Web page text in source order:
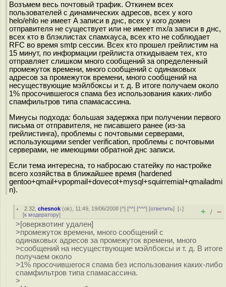
Возъмем весь почтовый трафик. Откинем всех
пользователей с динамических адресов, всех у кого
helo/ehlo не имеет A записи в днс, всех у кого домен
отправителя не существует или не имеет mx/a записи в днс,
всех кто в блэклистах спамхауса, всех кто не соблюдает
RFC во время smtp сессии. Всех кто прошел грейлистим на
15 минут, по информации грейлиста откидываем тех, кто
отправляет слишком много сообщений за определенный
промежуток времени, много сообщений с одинаковых
адресов за промежуток времени, много сообщений на
несуществующие мэйлбоксы и т. д. В итоге получаем около
1% просочившегося спама без использования каких-либо
спамфильтров типа спамасассина.
Минусы подхода: большая задержка при получении первого
письма от отправителя, не писавшего ранее (из-за
грейлистинга), проблемы с почтовыми серверами,
использующими sender verification, проблемы с почтовыми
серверами, не имеющими обратной днс записи.
Если тема интересна, то набросаю статейку по настройке
всего хозяйства в ближайшее время (hardened
gentoo+qmail+vpopmail+dovecot+mysql+squirremial+qmailadmi
n).
2.32 ,chesnok (ok), 11:49, 19/06/2008 [^] [^^] [^^^] [ответить][↓]
[к модератору] + / –
>[оверквотинг удален]
>промежуток времени, много сообщений с
одинаковых адресов за промежуток времени, много
>сообщений на несуществующие мэйлбоксы и т. д. В итоге
получаем около
>1% просочившегося спама без использования каких-либо
спамфильтров типа спамасассина.
>